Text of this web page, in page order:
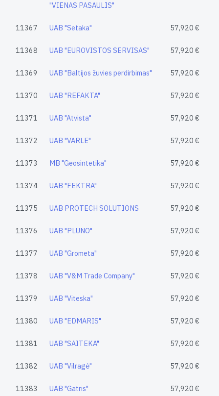
"VIENAS PASAULIS"
11367 UAB "Setaka" 57,920 €
11368 UAB "EUROVISTOS SERVISAS" 57,920 €
11369 UAB "Baltijos žuvies perdirbimas" 57,920 €
11370 UAB "REFAKTA" 57,920 €
11371 UAB "Atvista" 57,920 €
11372 UAB "VARLE" 57,920 €
11373 MB "Geosintetika" 57,920 €
11374 UAB "FEKTRA" 57,920 €
11375 UAB PROTECH SOLUTIONS 57,920 €
11376 UAB "PLUNO" 57,920 €
11377 UAB "Grometa" 57,920 €
11378 UAB "V&M Trade Company" 57,920 €
11379 UAB "Viteska" 57,920 €
11380 UAB "EDMARIS" 57,920 €
11381 UAB "SAITEKA" 57,920 €
11382 UAB "Vilragė" 57,920 €
11383 UAB "Gatris" 57,920 €